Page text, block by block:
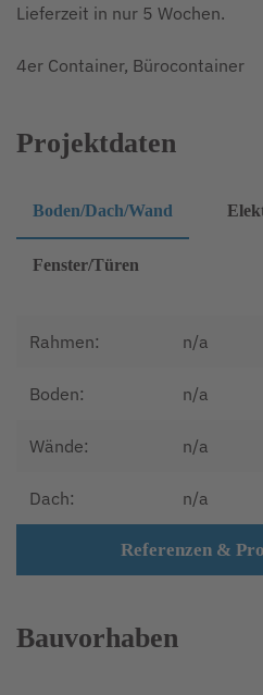
Lieferzeit in nur 5 Wochen.
4er Container, Bürocontainer
Projektdaten
Boden/Dach/Wand
Fenster/Türen
Rahmen: n/a
Boden: n/a
Wände: n/a
Dach: n/a
Referenzen &
Bauvorhaben